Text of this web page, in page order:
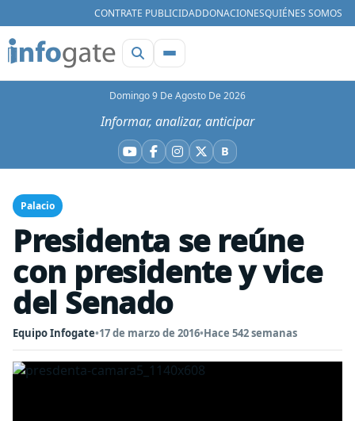
CONTRATE PUBLICIDADDONACIONESQUIÉNES SOMOS
Domingo 9 De Agosto De 2026
Informar, analizar, anticipar
YouTube
Facebook
Instagram
X BBluesky
Palacio
Presidenta se reúne
con presidente y vice
del Senado
Equipo Infogate•17 de marzo de 2016•Hace 542 semanas